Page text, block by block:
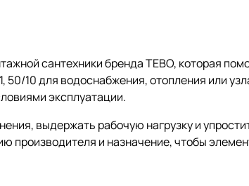
сантехники бренда TEBO, которая
10 для водоснабжения, отопления или
эксплуатации.
выдержать рабочую нагрузку и
производителя и назначение, чтобы